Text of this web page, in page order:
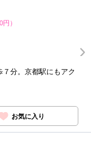
）
分。京都駅にもアク
お気に入り